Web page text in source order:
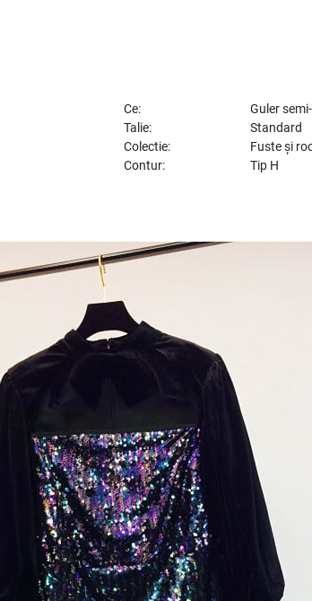
Ce:
Guler
Talie:
Standard
Colectie:
Fuste și
Contur: Tip H